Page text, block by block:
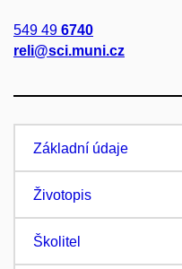
549 49 6740
reli@sci.muni.cz
Základní údaje
Životopis
Školitel